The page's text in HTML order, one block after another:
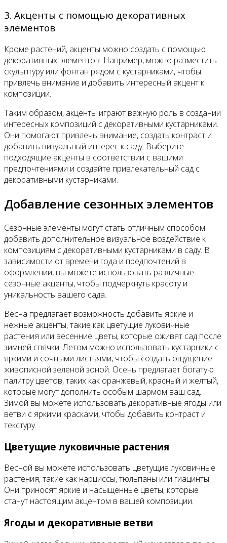
3. Акценты с помощью декоративных
элементов
Кроме растений, акценты можно создать с помощью
декоративных элементов. Например, можно разместить
скульптуру или фонтан рядом с кустарниками, чтобы
привлечь внимание и добавить интересный акцент к
композиции.
Таким образом, акценты играют важную роль в создании
интересных композиций с декоративными кустарниками.
Они помогают привлечь внимание, создать контраст и
добавить визуальный интерес к саду. Выберите
подходящие акценты в соответствии с вашими
предпочтениями и создайте привлекательный сад с
декоративными кустарниками.
Добавление сезонных элементов
Сезонные элементы могут стать отличным способом
добавить дополнительное визуальное воздействие к
композициям с декоративными кустарниками в саду. В
зависимости от времени года и предпочтений в
оформлении, вы можете использовать различные
сезонные акценты, чтобы подчеркнуть красоту и
уникальность вашего сада.
Весна предлагает возможность добавить яркие и
нежные акценты, такие как цветущие луковичные
растения или весенние цветы, которые оживят сад после
зимней спячки. Летом можно использовать кустарники с
яркими и сочными листьями, чтобы создать ощущение
живописной зеленой зоной. Осень предлагает богатую
палитру цветов, таких как оранжевый, красный и желтый,
которые могут дополнить особым шармом ваш сад.
Зимой вы можете использовать декоративные ягоды или
ветви с яркими красками, чтобы добавить контраст и
текстуру.
Цветущие луковичные растения
Весной вы можете использовать цветущие луковичные
растения, такие как нарциссы, тюльпаны или гиацинты.
Они приносят яркие и насыщенные цветы, которые
станут настоящим акцентом в вашей композиции.
Ягоды и декоративные ветви